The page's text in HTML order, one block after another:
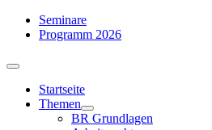
Zum
Inhalt
Seminare
Programm 2026
Toggle
NavigationStartseite
Themen
BR Grundlagen